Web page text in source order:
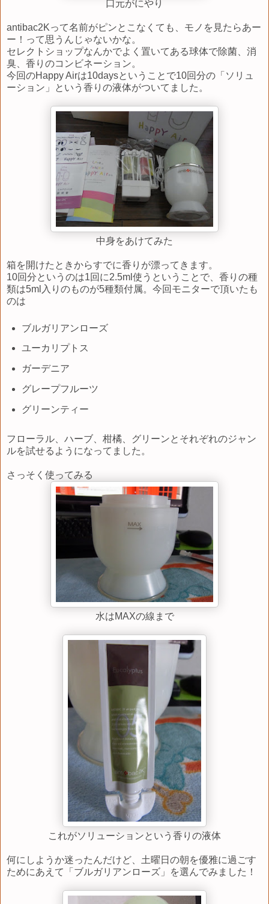
口元がにやり
antibac2Kって名前がピンとこなくても、モノを見たらあー
ー！って思うんじゃないかな。
セレクトショップなんかでよく置いてある球体で除菌、消
臭、香りのコンビネーション。
今回のHappy Airは10daysということで10回分の「ソリュ
ーション」という香りの液体がついてました。
中身をあけてみた
箱を開けたときからすでに香りが漂ってきます。
10回分というのは1回に2.5ml使うということで、香りの種
類は5ml入りのものが5種類付属。今回モニターで頂いたも
のは
ブルガリアンローズ
ユーカリプトス
ガーデニア
グレープフルーツ
グリーンティー
フローラル、ハーブ、柑橘、グリーンとそれぞれのジャン
ルを試せるようになってました。
さっそく使ってみる
水はMAXの線まで
これがソリューションという香りの液体
何にしようか迷ったんだけど、土曜日の朝を優雅に過ごす
ためにあえて「ブルガリアンローズ」を選んでみました！